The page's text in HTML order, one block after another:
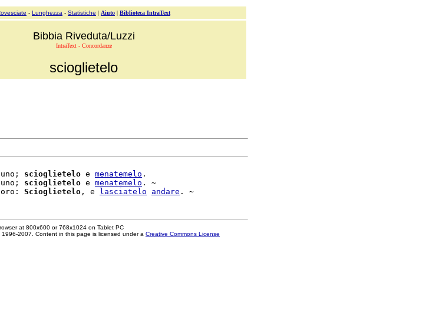
- Lunghezza - Statistiche | Aiuto | Biblioteca IntraText
Bibbia Riveduta/Luzzi
IntraText - Concordanze
scioglietelo
scioglietelo e menatemelo .
scioglietelo e menatemelo . ~
Scioglietelo , e lasciatelo andare
at 800x600 or 768x1024 on Tablet PC
1996-2007. Content in this page is licensed under a Creative Commons License